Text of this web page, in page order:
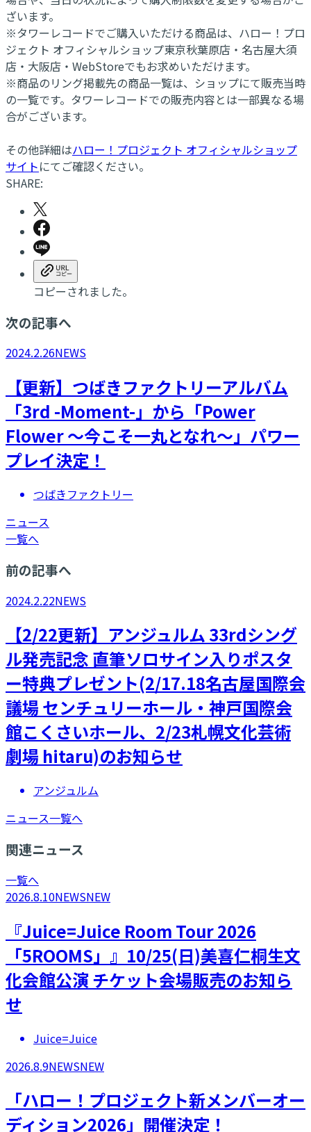
ざいます。
※タワーレコードでご購入いただける商品は、ハロー！プロ
ジェクト オフィシャルショップ東京秋葉原店・名古屋大須
店・大阪店・WebStoreでもお求めいただけます。
※商品のリング掲載先の商品一覧は、ショップにて販売当時
の一覧です。タワーレコードでの販売内容とは一部異なる場
合がございます。
その他詳細はハロー！プロジェクト オフィシャルショップ
サイトにてご確認ください。
SHARE:
コピーされました。
次の記事へ
2024.2.26NEWS
【更新】つばきファクトリーアルバム
「3rd -Moment-」から「Power
Flower ～今こそ一丸となれ～」パワー
プレイ決定！
つばきファクトリー
ニュース
一覧へ
前の記事へ
2024.2.22NEWS
【2/22更新】アンジュルム 33rdシング
ル発売記念 直筆ソロサイン入りポスタ
ー特典プレゼント(2/17.18名古屋国際会
議場 センチュリーホール・神戸国際会
館こくさいホール、2/23札幌文化芸術
劇場 hitaru)のお知らせ
アンジュルム
ニュース一覧へ
関連ニュース
一覧へ
2026.8.10NEWSNEW
『Juice=Juice Room Tour 2026
「5ROOMS」』10/25(日)美喜仁桐生文
化会館公演 チケット会場販売のお知ら
せ
Juice=Juice
2026.8.9NEWSNEW
「ハロー！プロジェクト新メンバーオー
ディション2026」開催決定！